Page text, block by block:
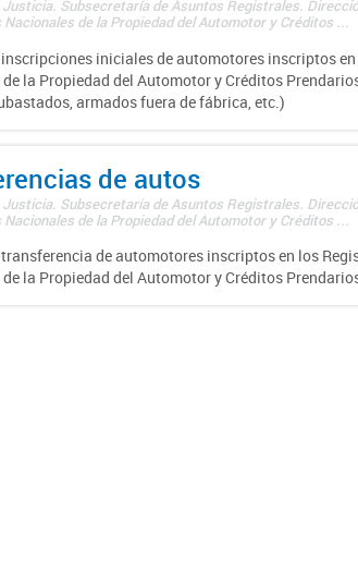
Subsecretaría de Asuntos Registrales.
de la Propiedad del Automotor y Créditos ...
iniciales de automotores inscriptos
la Propiedad del Automotor y Créditos
armados fuera de fábrica, etc.)
de autos
Subsecretaría de Asuntos Registrales.
de la Propiedad del Automotor y Créditos ...
de automotores inscriptos en los
la Propiedad del Automotor y Créditos